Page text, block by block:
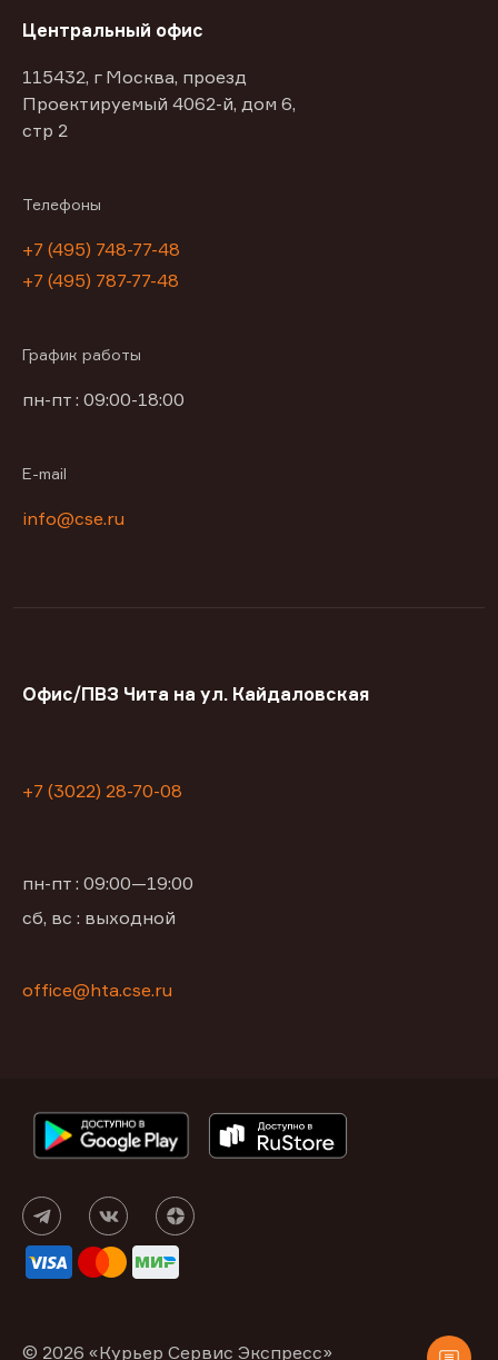
Центральный офис
115432, г Москва, проезд
Проектируемый 4062-й, дом 6,
стр 2
Телефоны
+7 (495) 748-77-48
+7 (495) 787-77-48
График работы
пн-пт : 09:00-18:00
E-mail
info@cse.ru
Офис/ПВЗ Чита на ул. Кайдаловская
+7 (3022) 28-70-08
пн-пт : 09:00—19:00
сб, вс : выходной
office@hta.cse.ru
© 2026 «Курьер Сервис Экспресс»